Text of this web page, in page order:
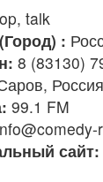
talk
:
8 (83130)
Россия
99.1 FM
сайт: